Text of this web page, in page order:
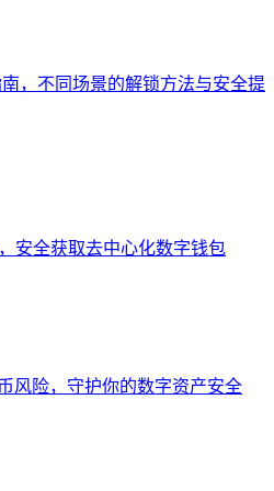
，不同场景的解锁方法与安全提
安全获取去中心化数字钱包
风险，守护你的数字资产安全